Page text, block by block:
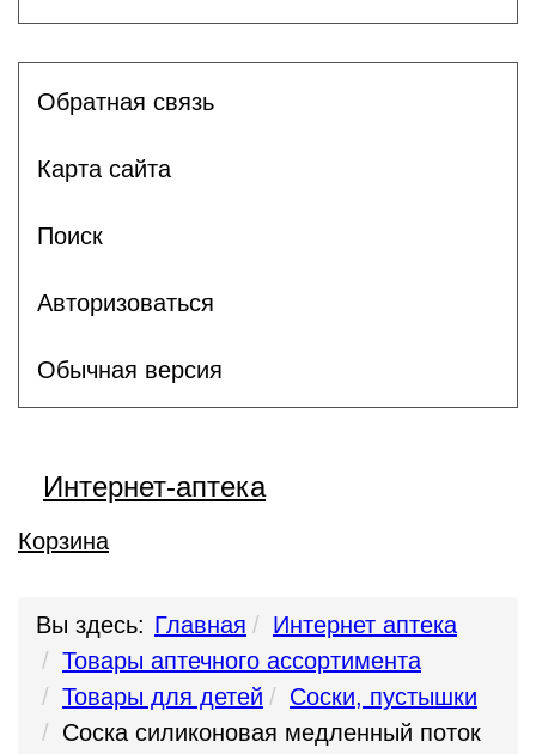
Обратная связь
Карта сайта
Поиск
Авторизоваться
Обычная версия
Интернет-аптека
Корзина
Вы здесь: Главная
Интернет аптека
Товары аптечного ассортимента
Товары для детей
Соски, пустышки
Соска силиконовая медленный поток